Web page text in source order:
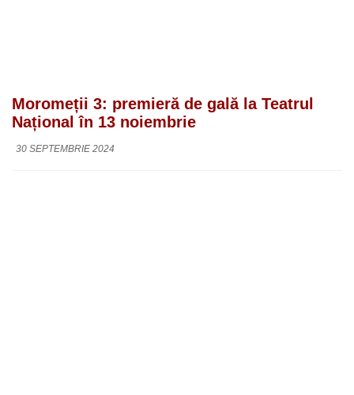
Moromeții 3: premieră de gală la Teatrul
Național în 13 noiembrie
30 SEPTEMBRIE 2024